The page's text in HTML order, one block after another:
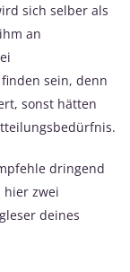
sich selber als
an
sein, denn
sonst hätten
dringend
hier zwei
deines